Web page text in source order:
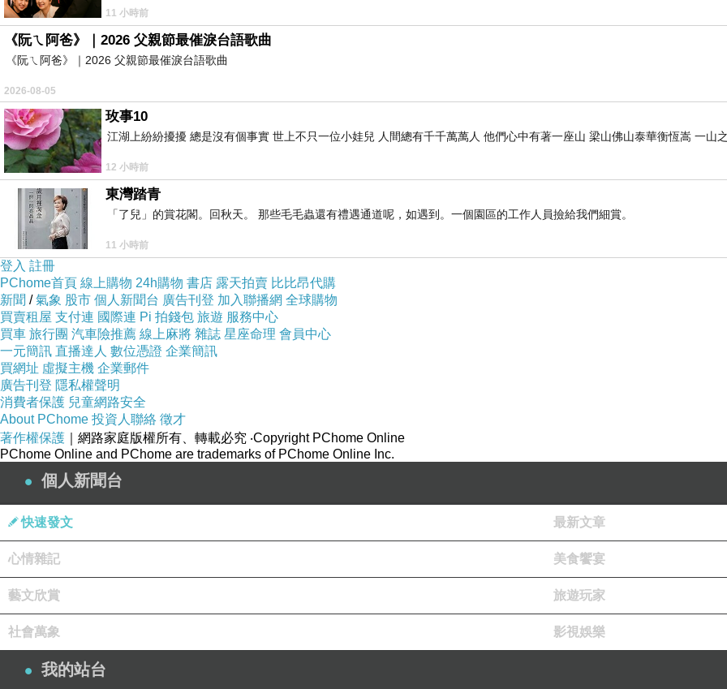
簽證，這絕對是想進入這個非洲國度的第一道檻，最普遍在背包客的流傳傳說是，準備滿滿豐富的資
自己的金錢書寫了各種殘酷的血淚史，出發日期已至，但簽證遲遲沒有下文，即便近年來，摩洛哥觀
現實，仍然讓這個現象和擔憂，盤旋不去。也因此，透過旅行社取得簽證，成為另一條路，但也不是條
11 小時前
《阮ㄟ阿爸》｜2026 父親節最催淚台語歌曲
《阮ㄟ阿爸》｜2026 父親節最催淚台語歌曲
2026-08-05
玫事10
江湖上紛紛擾擾 總是沒有個事實 世上不只一位小娃兒 人間總有千千萬萬人 他們心中有著一座山 梁山佛山泰華衡恆嵩 一山
12 小時前
東灣踏青
「了兒」的賞花閣。回秋天。 那些毛毛蟲還有禮遇通道呢，如遇到。一個園區的工作人員撿給我們細賞。
11 小時前
登入 註冊
PChome首頁 線上購物 24h購物 書店 露天拍賣 比比昂代購
新聞 /氣象 股市 個人新聞台 廣告刊登 加入聯播網 全球購物
買賣租屋 支付連 國際連 Pi 拍錢包 旅遊 服務中心
買車 旅行團 汽車險推薦 線上麻將 雜誌 星座命理 會員中心
一元簡訊 直播達人 數位憑證 企業簡訊
買網址 虛擬主機 企業郵件
廣告刊登 隱私權聲明
消費者保護 兒童網路安全
About PChome 投資人聯絡 徵才
著作權保護 ｜網路家庭版權所有、轉載必究 ‧Copyright PChome Online
PChome Online and PChome are trademarks of PChome Online Inc.
個人新聞台
快速發文 最新文章
心情雜記 美食饗宴
藝文欣賞 旅遊玩家
社會萬象 影視娛樂
我的站台